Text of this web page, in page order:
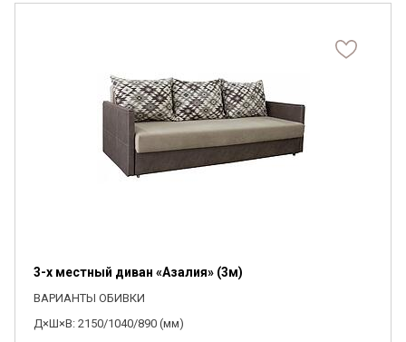
3-х местный диван «Азалия» (3м)
ВАРИАНТЫ ОБИВКИ
Д×Ш×В: 2150/1040/890 (мм)